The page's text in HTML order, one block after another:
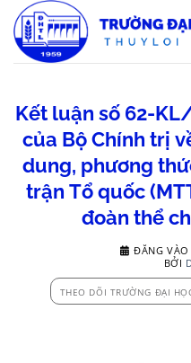
qua
nội
Kết luận số 62-
của Bộ Chính trị
dung, phương
trận Tổ quốc
đoàn thể
ĐĂNG VÀO
BỞI
THEO DÕI TRƯỜNG ĐẠI